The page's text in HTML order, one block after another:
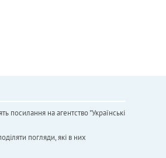
посилання на агентство "Українськi
погляди, які в них